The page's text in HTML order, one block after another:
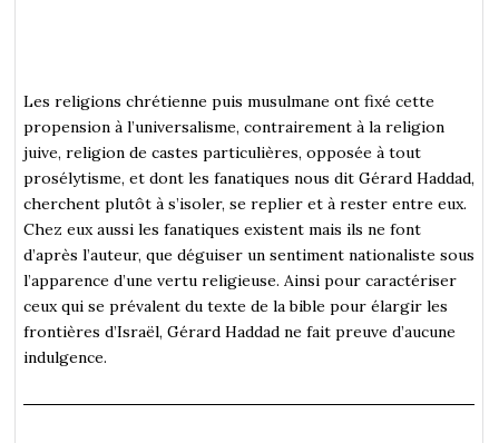
Les religions chrétienne puis musulmane ont fixé cette
propension à l’universalisme, contrairement à la religion
juive, religion de castes particulières, opposée à tout
prosélytisme, et dont les fanatiques nous dit Gérard Haddad,
cherchent plutôt à s’isoler, se replier et à rester entre eux.
Chez eux aussi les fanatiques existent mais ils ne font
d’après l’auteur, que déguiser un sentiment nationaliste sous
l’apparence d’une vertu religieuse. Ainsi pour caractériser
ceux qui se prévalent du texte de la bible pour élargir les
frontières d’Israël, Gérard Haddad ne fait preuve d’aucune
indulgence.